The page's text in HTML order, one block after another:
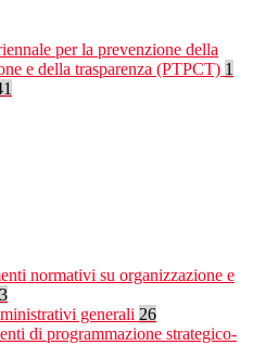
per la prevenzione della
e della trasparenza (PTPCT) 1
normativi su organizzazione e
3
generali 26
di programmazione strategico-